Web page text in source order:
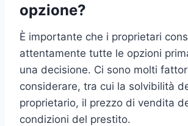
opzione?
È importante che i proprietari
attentamente tutte le opzioni
una decisione. Ci sono molti
considerare, tra cui la solvibilità
proprietario, il prezzo di vendita
condizioni del prestito.